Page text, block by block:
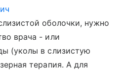
оболочки, нужно
врача - или
(уколы в слизистую
терапия. А для